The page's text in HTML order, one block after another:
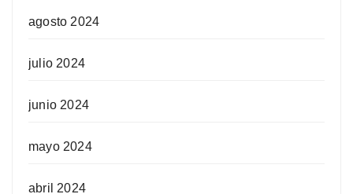
agosto 2024
julio 2024
junio 2024
mayo 2024
abril 2024